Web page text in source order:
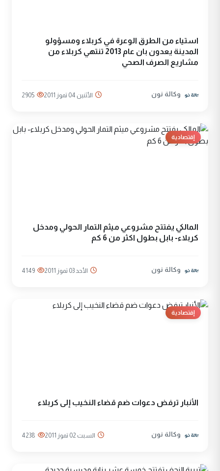
استياء من الطرق الوعرة في كربلاء ومسؤولو
المدينة يعدون بان عام 2013 تنتهي كربلاء من
مشاريع الصرف الصحي
وكالة نون الأثنين 04 تموز 2011 2905
إقتصادية
المالكي يفتتح مشروعي ميثم التمار الحولي ومدخل
كربلاء- بابل بطول اكثر من 6 كم
وكالة نون الأحد 03 تموز 2011 4149
إقتصادية
الأنبار ترفض دعوات ضم قضاء النخيب إلى كربلاء
وكالة نون السبت 02 تموز 2011 4238